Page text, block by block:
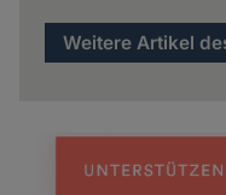
Weitere Artikel